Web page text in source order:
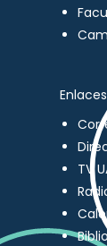
Enlaces
TV